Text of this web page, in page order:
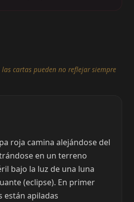
cartas pueden no reflejar siempre
roja camina alejándose del
en un terreno
bajo la luz de una luna
(eclipse). En primer
están apiladas